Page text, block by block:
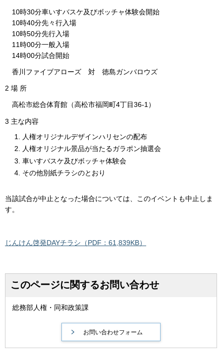
10時30分車いすバスケ及びボッチャ体験会開始
10時40分先々行入場
10時50分先行入場
11時00分一般入場
14時00分試合開始
香川ファイブアローズ 対 徳島ガンバロウズ
2 場 所
高松市総合体育館（高松市福岡町4丁目36-1）
3 主な内容
人権オリジナルデザインハリセンの配布
人権オリジナル景品が当たるガラポン抽選会
車いすバスケ及びボッチャ体験会
その他別紙チラシのとおり
当該試合が中止となった場合については、このイベントも中止しま
す。
じんけん啓発DAYチラシ（PDF：61,839KB）
このページに関するお問い合わせ
総務部人権・同和政策課